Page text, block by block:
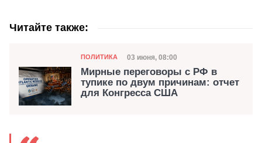
Читайте также:
Категория
ПОЛИТИКА Дата публикации
03 июня, 08:00
Мирные переговоры с РФ в
тупике по двум причинам: отчет
для Конгресса США